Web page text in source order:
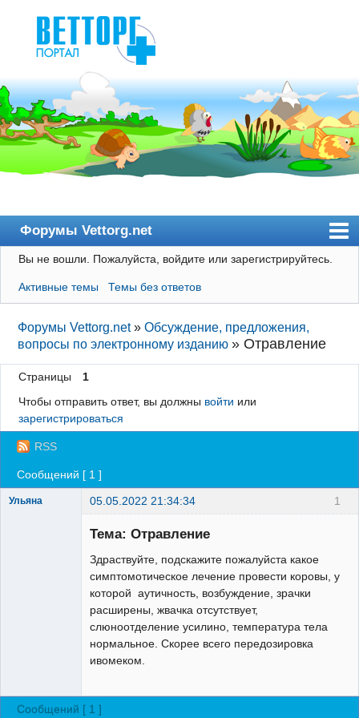
Форумы Vettorg.net
Главная
Пользователи
Правила
Поиск
Регистрация
Вход
Вы не вошли. Пожалуйста, войдите или зарегистрируйтесь.
Активные темы Темы без ответов
Форумы Vettorg.net »Обсуждение, предложения,
вопросы по электронному изданию »Отравление
Страницы
1
Чтобы отправить ответ, вы должны войти или
зарегистрироваться
RSS
Сообщений [ 1 ]
1
Ульяна 05.05.2022 21:34:34
Зарегистрированный
Тема: Отравление
Здраствуйте, подскажите пожалуйста какое
симптомотическое лечение провести коровы, у
которой аутичность, возбуждение, зрачки
расширены, жвачка отсутствует,
слюноотделение усилино, температура тела
нормальное. Скорее всего передозировка
ивомеком.
Сообщений [ 1 ]